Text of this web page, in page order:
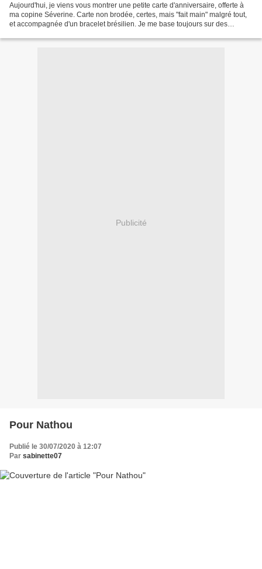
Aujourd'hui, je viens vous montrer une petite carte d'anniversaire, offerte à
ma copine Séverine. Carte non brodée, certes, mais "fait main" malgré tout,
et accompagnée d'un bracelet brésilien. Je me base toujours sur des
Publicité
Pour Nathou
Publié le 30/07/2020 à 12:07
Par sabinette07